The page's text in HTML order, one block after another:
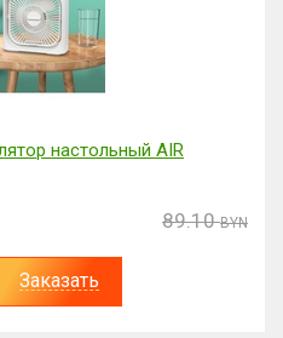
настольный AIR
89.10 BYN
Заказать